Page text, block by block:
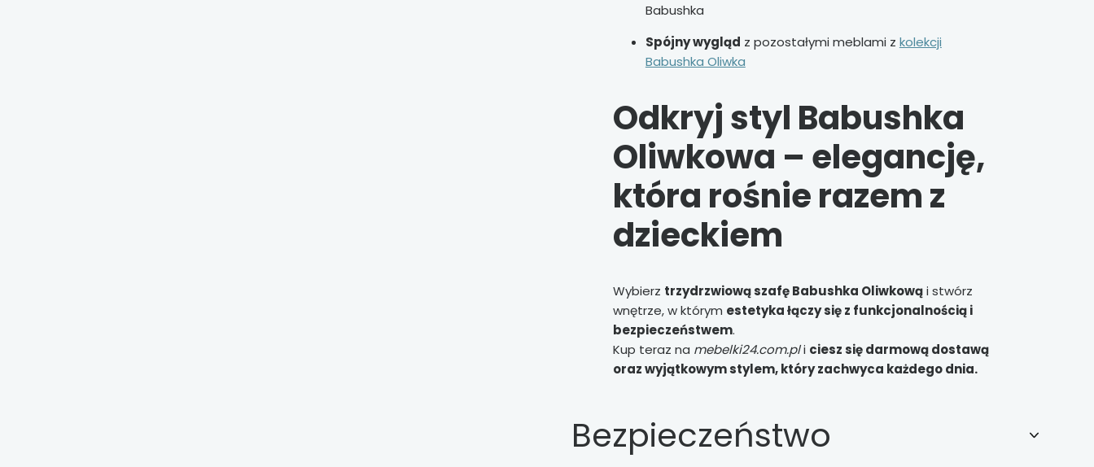
Babushka
Spójny wygląd z pozostałymi meblami z kolekcji
Babushka Oliwka
Odkryj styl Babushka
Oliwkowa – elegancję,
która rośnie razem z
dzieckiem
Wybierz trzydrzwiową szafę Babushka Oliwkowąi stwórz
wnętrze, w którym estetyka łączy się z funkcjonalnością i
bezpieczeństwem.
Kup teraz na mebelki24.com.pli ciesz się darmową dostawą
oraz wyjątkowym stylem, który zachwyca każdego dnia.
Bezpieczeństwo